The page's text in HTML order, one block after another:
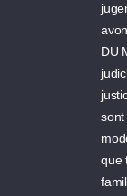
DU
sont
que